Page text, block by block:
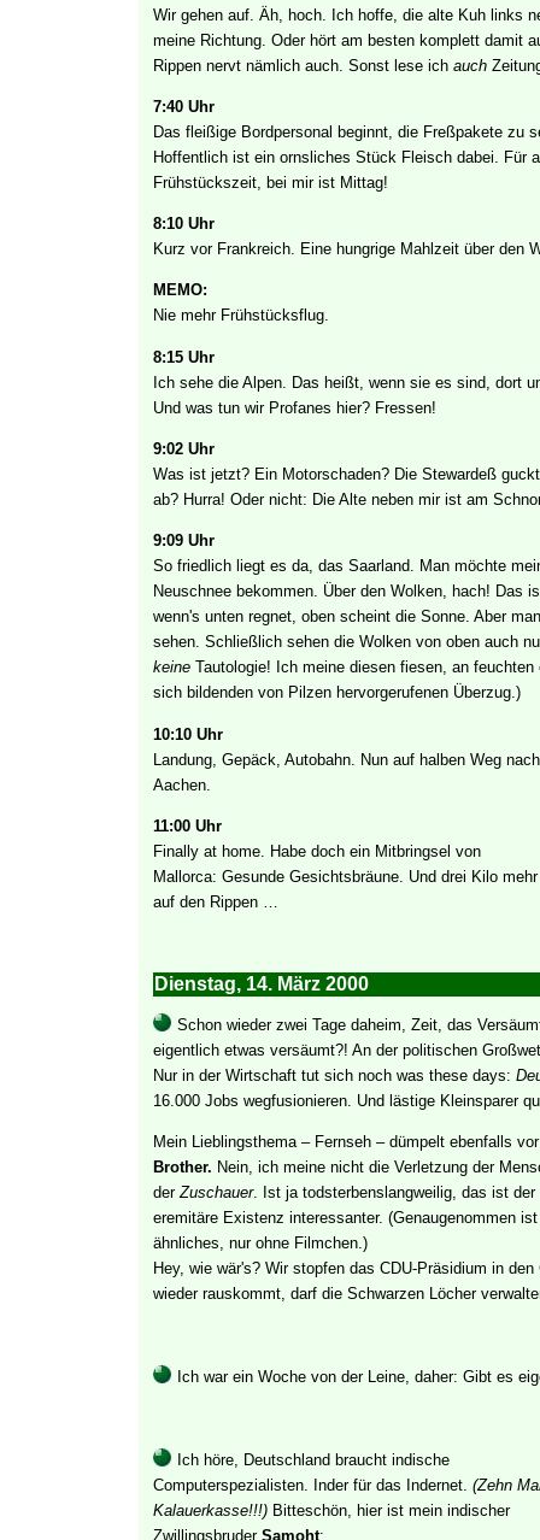
Wir gehen auf. Äh, hoch. Ich hoffe, die alte Kuh links
meine Richtung. Oder hört am besten komplett damit
Rippen nervt nämlich auch. Sonst lese ich auch
7:40 Uhr
Das fleißige Bordpersonal beginnt, die Freßpakete zu
Hoffentlich ist ein ornsliches Stück Fleisch dabei. Für
Frühstückszeit, bei mir ist Mittag!
8:10 Uhr
Kurz vor Frankreich. Eine hungrige Mahlzeit über den
MEMO:
Nie mehr Frühstücksflug.
8:15 Uhr
Ich sehe die Alpen. Das heißt, wenn sie es sind, dort
Und was tun wir Profanes hier? Fressen!
9:02 Uhr
Was ist jetzt? Ein Motorschaden? Die Stewardeß
ab? Hurra! Oder nicht: Die Alte neben mir ist am
9:09 Uhr
So friedlich liegt es da, das Saarland. Man möchte
Neuschnee bekommen. Über den Wolken, hach! Das
wenn's unten regnet, oben scheint die Sonne. Aber
sehen. Schließlich sehen die Wolken von oben auch
keineTautologie! Ich meine diesen fiesen, an feuchten
sich bildenden von Pilzen hervorgerufenen Überzug.)
10:10 Uhr
Landung, Gepäck, Autobahn. Nun auf halben Weg nach
Aachen.
11:00 Uhr
Finally at home. Habe doch ein Mitbringsel von
Mallorca: Gesunde Gesichtsbräune. Und drei Kilo mehr
auf den Rippen …
Dienstag, 14. März 2000
Schon wieder zwei Tage daheim, Zeit, das
eigentlich etwas versäumt?! An der politischen
Nur in der Wirtschaft tut sich noch was these days:
16.000 Jobs wegfusionieren. Und lästige Kleinsparer
Mein Lieblingsthema – Fernseh – dümpelt ebenfalls
Brother. Nein, ich meine nicht die Verletzung der
derZuschauer. Ist ja todsterbenslangweilig, das ist
eremitäre Existenz interessanter. (Genaugenommen
ähnliches, nur ohne Filmchen.)
Hey, wie wär's? Wir stopfen das CDU-Präsidium in
wieder rauskommt, darf die Schwarzen Löcher
Ich war ein Woche von der Leine, daher: Gibt es
Ich höre, Deutschland braucht indische
Computerspezialisten. Inder für das Indernet. (Zehn
Kalauerkasse!!!)Bitteschön, hier ist mein indischer
Zwillingsbruder Samoht: